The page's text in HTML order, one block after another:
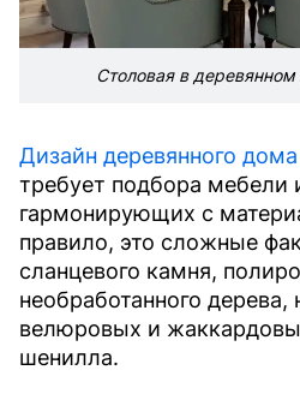
Столовая в
Дизайн деревянного дома
требует подбора мебели
гармонирующих с
правило, это сложные
сланцевого камня,
необработанного
велюровых и
шенилла.